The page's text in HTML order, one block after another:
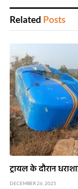
Related Posts
ट्रायल के दौरान
DECEMBER 26, 2025